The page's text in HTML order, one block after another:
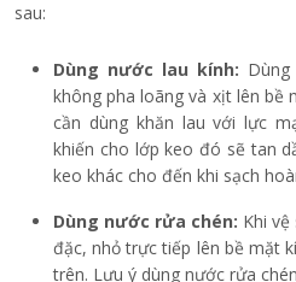
sau:
Dùng nước lau kính:
không pha loãng và xịt lên bề
cần dùng khăn lau với lực
khiến cho lớp keo đó sẽ tan
keo khác cho đến khi sạch
Dùng nước rửa chén: Khi
đặc, nhỏ trực tiếp lên bề mặt
trên. Lưu ý dùng nước rửa